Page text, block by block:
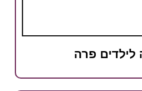
לילדים פרה